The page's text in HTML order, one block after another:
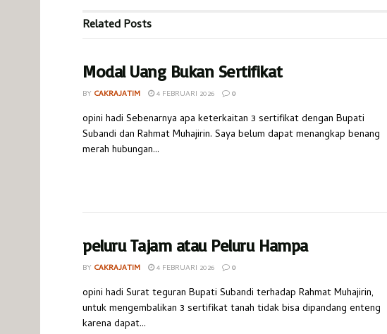
RelatedPosts
Modal Uang Bukan Sertifikat
BY CAKRAJATIM 4 FEBRUARI 2026 0
opini hadi Sebenarnya apa keterkaitan 3 sertifikat dengan Bupati
Subandi dan Rahmat Muhajirin. Saya belum dapat menangkap benang
merah hubungan...
peluru Tajam atau Peluru Hampa
BY CAKRAJATIM 4 FEBRUARI 2026 0
opini hadi Surat teguran Bupati Subandi terhadap Rahmat Muhajirin,
untuk mengembalikan 3 sertifikat tanah tidak bisa dipandang enteng
karena dapat...